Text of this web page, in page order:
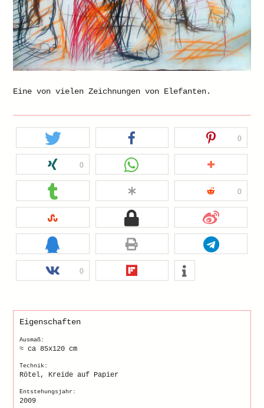
Eine von vielen Zeichnungen von Elefanten.
0
0
0
0
Eigenschaften
Ausmaß:
≈ ca 85x120 cm
Technik:
Rötel, Kreide auf Papier
Entstehungsjahr:
2009